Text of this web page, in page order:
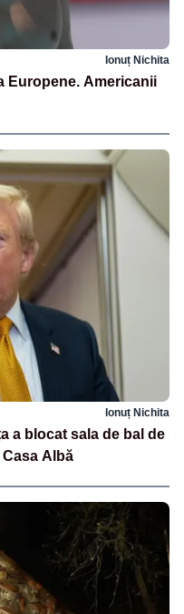
Ionuț Nichita
Europene. Americanii
Ionuț Nichita
a blocat sala de bal de
Albă